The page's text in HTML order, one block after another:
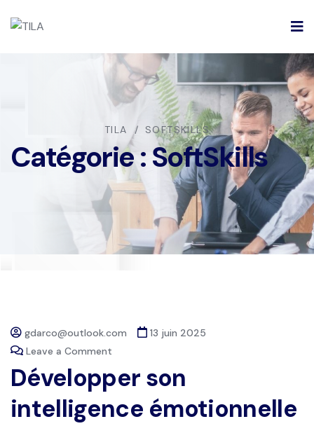
TILA SOFTSKILLS
Catégorie :SoftSkills
gdarco@outlook.com
13 juin 2025
Leave a Comment
Développer son
intelligence émotionnelle